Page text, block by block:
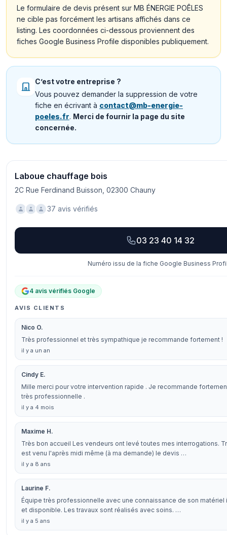
Le formulaire de devis présent sur MB ÉNERGIE POÊLES
ne cible pas forcément les artisans affichés dans ce
listing. Les coordonnées ci-dessous proviennent des
fiches Google Business Profile disponibles publiquement.
C’est votre entreprise ?
Vous pouvez demander la suppression de votre
fiche en écrivant à contact@mb-energie-
poeles.fr. Merci de fournir la page du site
concernée.
Laboue chauffage bois
2C Rue Ferdinand Buisson, 02300 Chauny
37 avis vérifiés
03 23 40 14 32
Numéro issu de la fiche Google Business
4 avis vérifiés Google
AVIS CLIENTS
Nico O.
Très professionnel et très sympathique je recommande fortement !
il y a un an
Cindy E.
Mille merci pour votre intervention rapide . Je recommande
très professionnelle .
il y a 4 mois
Maxime H.
Très bon accueil Les vendeurs ont levé toutes mes interrogations.
est venu l'après midi même (à ma demande) le devis …
il y a 8 ans
Laurine F.
Équipe très professionnelle avec une connaissance de son
et disponible. Les travaux sont réalisés avec soins. …
il y a 5 ans